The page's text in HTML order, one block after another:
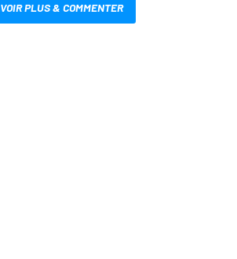
VOIR PLUS & COMMENTER